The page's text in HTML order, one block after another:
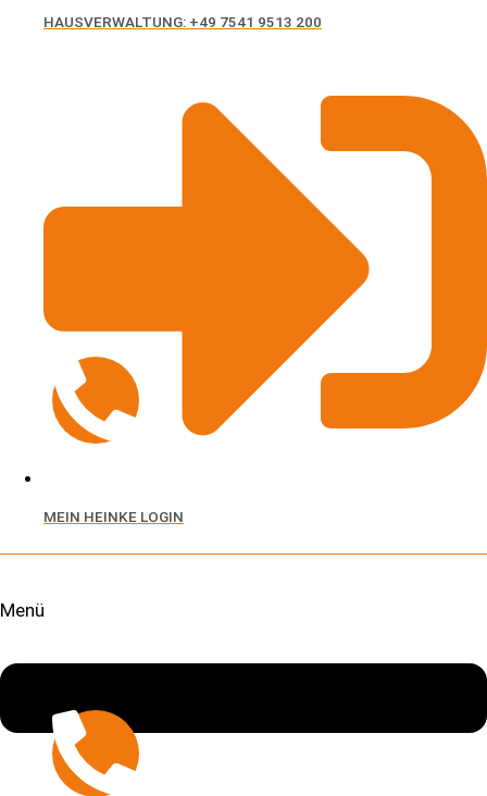
HAUSVERWALTUNG: +49 7541 9513 200
MEIN HEINKE LOGIN
Menü
Haben Sie Fragen zu unseren Leistungen?
Gerne erstellen wir Ihnen für Ihre Immobilie ein
individuelles Angebot.
Nehmen Sie ganz einfach Kontakt mit uns auf.
Unser Team ist täglich bis 18.00 Uhr für Sie erreichbar.